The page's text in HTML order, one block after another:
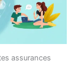
assurances